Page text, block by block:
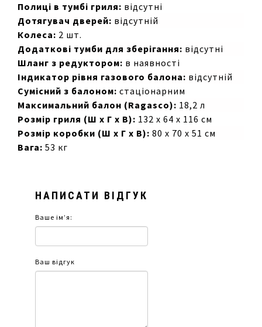
Полиці в тумбі гриля: відсутні
Дотягувач дверей: відсутній
Колеса: 2 шт.
Додаткові тумби для зберігання: відсутні
Шланг з редуктором: в наявності
Індикатор рівня газового балона: відсутній
Сумісний з балоном: стаціонарним
Максимальний балон (Ragasco): 18,2 л
Розмір гриля (Ш х Г х В): 132 х 64 х 116 см
Розмір коробки (Ш х Г х В): 80 х 70 х 51 см
Вага: 53 кг
НАПИСАТИ ВІДГУК
Ваше ім’я:
Ваш відгук